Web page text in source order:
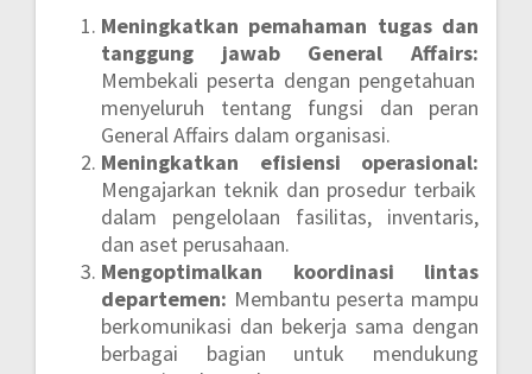
Meningkatkan pemahaman tugas dan
tanggung jawab General Affairs:
Membekali peserta dengan pengetahuan
menyeluruh tentang fungsi dan peran
General Affairs dalam organisasi.
Meningkatkan efisiensi operasional:
Mengajarkan teknik dan prosedur terbaik
dalam pengelolaan fasilitas, inventaris,
dan aset perusahaan.
Mengoptimalkan koordinasi lintas
departemen: Membantu peserta mampu
berkomunikasi dan bekerja sama dengan
berbagai bagian untuk mendukung